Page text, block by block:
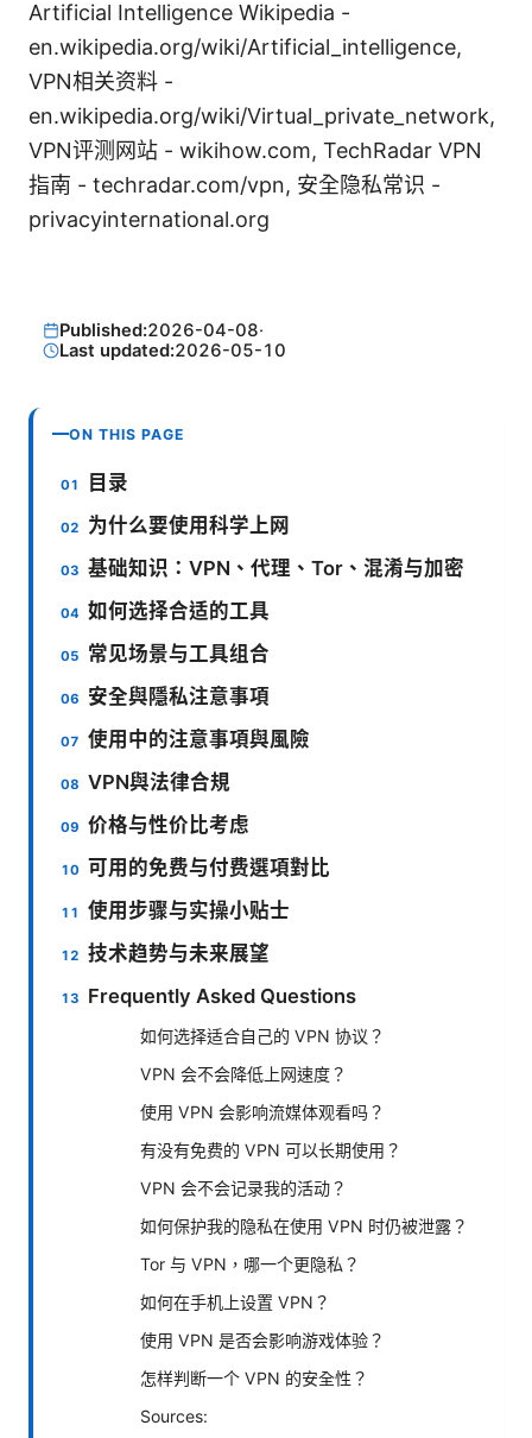
Artificial Intelligence Wikipedia -
en.wikipedia.org/wiki/Artificial_intelligence,
VPN相关资料 -
en.wikipedia.org/wiki/Virtual_private_network,
VPN评测网站 - wikihow.com, TechRadar VPN
指南 - techradar.com/vpn, 安全隐私常识 -
privacyinternational.org
Published:2026-04-08·
Last updated:2026-05-10
ON THIS PAGE
目录
为什么要使用科学上网
基础知识：VPN、代理、Tor、混淆与加密
如何选择合适的工具
常见场景与工具组合
安全與隱私注意事項
使用中的注意事項與風險
VPN與法律合規
价格与性价比考虑
可用的免费与付费選項對比
使用步骤与实操小贴士
技术趋势与未来展望
Frequently Asked Questions
如何选择适合自己的 VPN 协议？
VPN 会不会降低上网速度？
使用 VPN 会影响流媒体观看吗？
有没有免费的 VPN 可以长期使用？
VPN 会不会记录我的活动？
如何保护我的隐私在使用 VPN 时仍被泄露？
Tor 与 VPN，哪一个更隐私？
如何在手机上设置 VPN？
使用 VPN 是否会影响游戏体验？
怎样判断一个 VPN 的安全性？
Sources: